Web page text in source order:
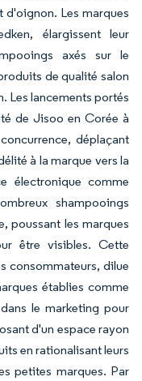
d'oignon. Les marques
élargissent leur
axés sur le
de qualité salon
Les lancements portés
de Jisoo en Corée à
déplaçant
à la marque vers la
électronique comme
shampooings
poussant les marques
être visibles. Cette
consommateurs, dilue
établies comme
le marketing pour
d'un espace rayon
en rationalisant leurs
petites marques. Par